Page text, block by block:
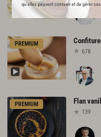
qu’elles peuvent contenir et de gérer
PREMIUM Confiture
678
PREMIUM Flan
139